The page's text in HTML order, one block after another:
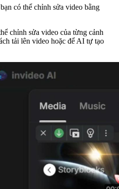
có thể chỉnh sửa video bằng
chỉnh sửa video của từng cảnh
tải lên video hoặc để AI tự tạo